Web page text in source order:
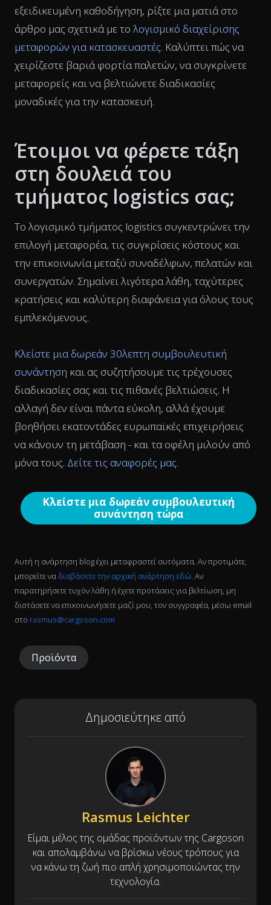
εξειδικευμένη καθοδήγηση, ρίξτε μια ματιά στο
άρθρο μας σχετικά με το λογισμικό διαχείρισης
μεταφορών για κατασκευαστές. Καλύπτει πώς να
χειρίζεστε βαριά φορτία παλετών, να συγκρίνετε
μεταφορείς και να βελτιώνετε διαδικασίες
μοναδικές για την κατασκευή.
Έτοιμοι να φέρετε τάξη
στη δουλειά του
τμήματος logistics σας;
Το λογισμικό τμήματος logistics συγκεντρώνει την
επιλογή μεταφορέα, τις συγκρίσεις κόστους και
την επικοινωνία μεταξύ συναδέλφων, πελατών και
συνεργατών. Σημαίνει λιγότερα λάθη, ταχύτερες
κρατήσεις και καλύτερη διαφάνεια για όλους τους
εμπλεκόμενους.
Κλείστε μια δωρεάν 30λεπτη συμβουλευτική
συνάντηση και ας συζητήσουμε τις τρέχουσες
διαδικασίες σας και τις πιθανές βελτιώσεις. Η
αλλαγή δεν είναι πάντα εύκολη, αλλά έχουμε
βοηθήσει εκατοντάδες ευρωπαϊκές επιχειρήσεις
να κάνουν τη μετάβαση - και τα οφέλη μιλούν από
μόνα τους. Δείτε τις αναφορές μας.
Κλείστε μια δωρεάν συμβουλευτική
συνάντηση τώρα
Αυτή η ανάρτηση blog έχει μεταφραστεί αυτόματα. Αν προτιμάτε,
μπορείτε να διαβάσετε την αρχική ανάρτηση εδώ. Αν
παρατηρήσετε τυχόν λάθη ή έχετε προτάσεις για βελτίωση, μη
διστάσετε να επικοινωνήσετε μαζί μου, τον συγγραφέα, μέσω email
στο rasmus@cargoson.com
Προϊόντα
Δημοσιεύτηκε από
Rasmus Leichter
Είμαι μέλος της ομάδας προϊόντων της Cargoson
και απολαμβάνω να βρίσκω νέους τρόπους για
να κάνω τη ζωή πιο απλή χρησιμοποιώντας την
τεχνολογία.